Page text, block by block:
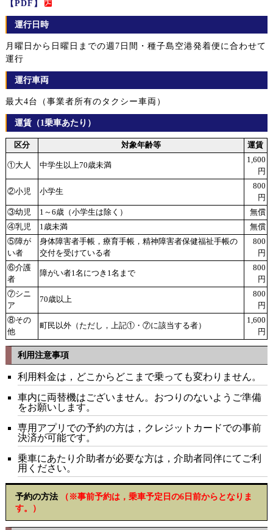
【PDF】
運行日時
月曜日から日曜日までの週7日間・種子島空港発着便に合わせて
運行
運行車両
最大4台（事業者所有のタクシー車両）
運賃（1乗車あたり）
区分 対象年齢等 運賃
①大人 中学生以上70歳未満
1,600
円
②小児 小学生
800
円
③幼児
1～6歳（小学生は除く）
無償
④乳児
1歳未満
無償
⑤障が
い者
身体障害者手帳，療育手帳，精神障害者保健福祉手帳の
交付を受けている者
800
円
⑥介護
者
障がい者1名につき1名まで
800
円
⑦シニ
ア
70歳以上
800
円
⑧その
他
町民以外（ただし，上記①・⑦に該当する者）
1,600
円
利用注意事項
利用料金は，どこからどこまで乗っても変わりません。
車内に両替機はございません。おつりのないようご準備
をお願いします。
専用アプリでの予約の方は，クレジットカードでの事前
決済が可能です。
乗車にあたり介助者が必要な方は，介助者同伴にてご利
用ください。
予約の方法（※事前予約は，乗車予定日の6日前からとなりま
す。）